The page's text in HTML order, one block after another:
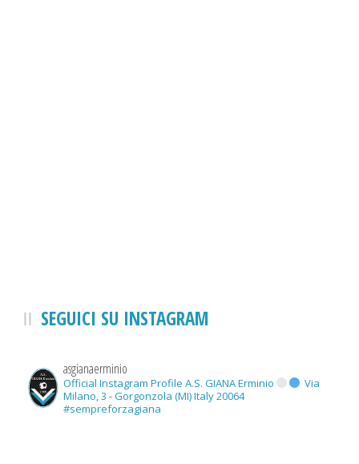
SEGUICI SU INSTAGRAM
asgianaerminio
Official Instagram Profile A.S. GIANA Erminio
Via
Milano, 3 - Gorgonzola (MI) Italy 20064
#sempreforzagiana